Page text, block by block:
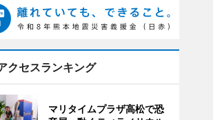
クセスランキング
マリタイムプラザ高松で恐